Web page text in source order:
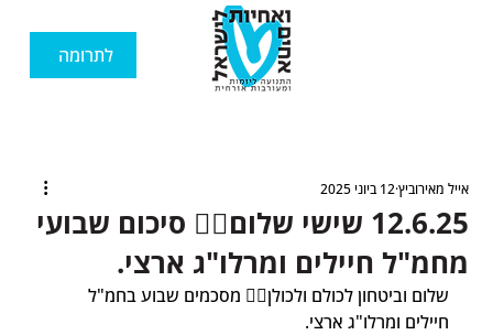
לתרומה
12.6.25 שישי שלום🙋‍♂️ סיכום שבועי
מחמ"ל חיילים ומרלו"ג ארצי.
אייל מאירוביץ12 ביוני 2025
שלום וביטחון לכולם ולכולן🙋‍♂️ מסכמים שבוע בחמ"ל
חיילים ומרלו"ג ארצי.